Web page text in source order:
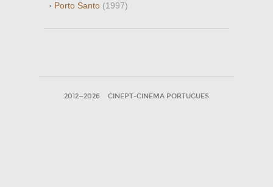
· Porto Santo (1997)
2012—2026 CINEPT-CINEMA PORTUGUES